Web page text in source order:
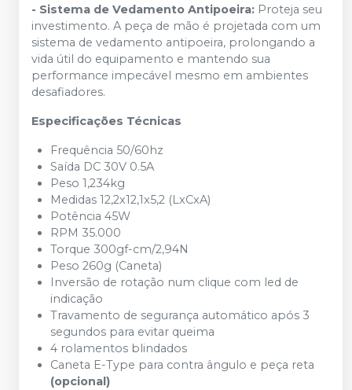
- Sistema de Vedamento Antipoeira: Proteja seu
investimento. A peça de mão é projetada com um
sistema de vedamento antipoeira, prolongando a
vida útil do equipamento e mantendo sua
performance impecável mesmo em ambientes
desafiadores.
Especificações Técnicas
Frequência 50/60hz
Saída DC 30V 0.5A
Peso 1,234kg
Medidas 12,2x12,1x5,2 (LxCxA)
Potência 45W
RPM 35.000
Torque 300gf-cm/2,94N
Peso 260g (Caneta)
Inversão de rotação num clique com led de
indicação
Travamento de segurança automático após 3
segundos para evitar queima
4 rolamentos blindados
Caneta E-Type para contra ângulo e peça reta
(opcional)